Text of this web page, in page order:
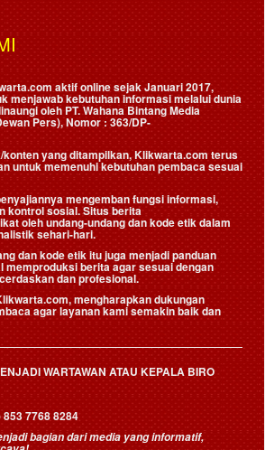
aktif online sejak Januari 2017,
menjawab kebutuhan informasi melalui dunia
oleh PT. Wahana Bintang Media
Pers), Nomor : 363/DP-
yang ditampilkan, Klikwarta.com terus
untuk memenuhi kebutuhan pembaca sesuai
mengemban fungsi informasi,
kontrol sosial. Situs berita
oleh undang-undang dan kode etik dalam
sehari-hari.
dan kode etik itu juga menjadi panduan
memproduksi berita agar sesuai dengan
dan profesional.
mengharapkan dukungan
agar layanan kami semakin baik dan
WARTAWAN ATAU KEPALA BIRO
853 7768 8284
bagian dari media yang informatif,